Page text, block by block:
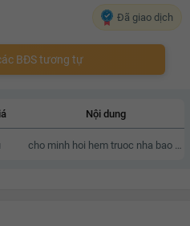
Đã giao dịch
BĐS tương tự
Nội dung